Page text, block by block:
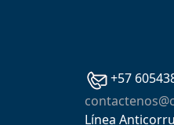
+57
Línea